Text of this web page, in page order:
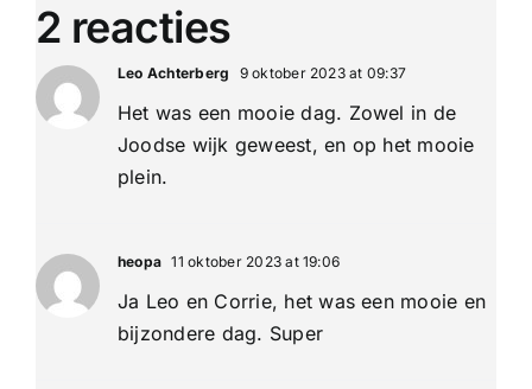
2 reacties
Leo Achterberg 9 oktober 2023 at 09:37
Het was een mooie dag. Zowel in de
Joodse wijk geweest, en op het mooie
plein.
heopa 11 oktober 2023 at 19:06
Ja Leo en Corrie, het was een mooie en
bijzondere dag. Super